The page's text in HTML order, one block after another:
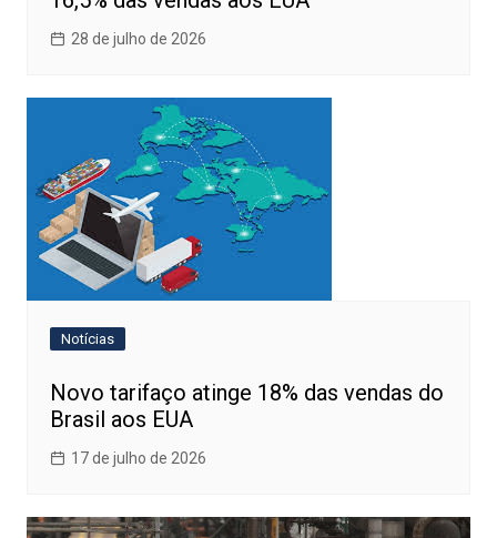
28 de julho de 2026
Notícias
Novo tarifaço atinge 18% das vendas do
Brasil aos EUA
17 de julho de 2026